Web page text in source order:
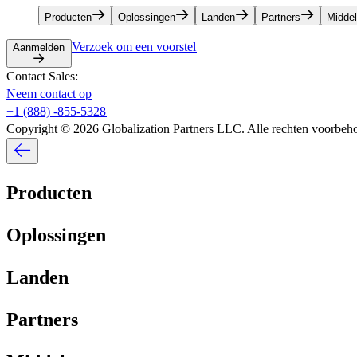
Producten​​ Oplossingen​​ Landen​​ Partners​​
Aanmelden​​ Verzoek om een voorstel​​
Contact Sales:​​
Neem contact op​​
+1 (888) -855-5328​​
Copyright © 2026 Globalization Partners LLC. Alle rechten
Producten​​
Oplossingen​​
Landen​​
Partners​​